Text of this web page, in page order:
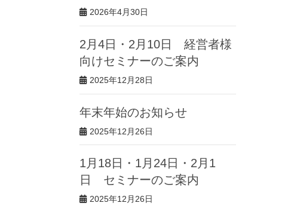
2026年4月30日
2月4日・2月10日 経営者様
向けセミナーのご案内
2025年12月28日
年末年始のお知らせ
2025年12月26日
1月18日・1月24日・2月1
日 セミナーのご案内
2025年12月26日